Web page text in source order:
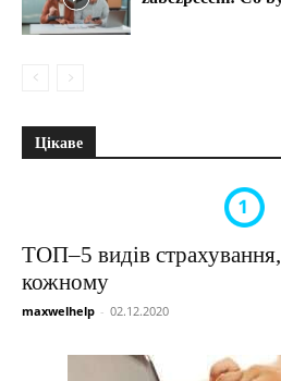
Цікаве
ТОП–5 видів страхування,
кожному
maxwelhelp - 02.12.2020